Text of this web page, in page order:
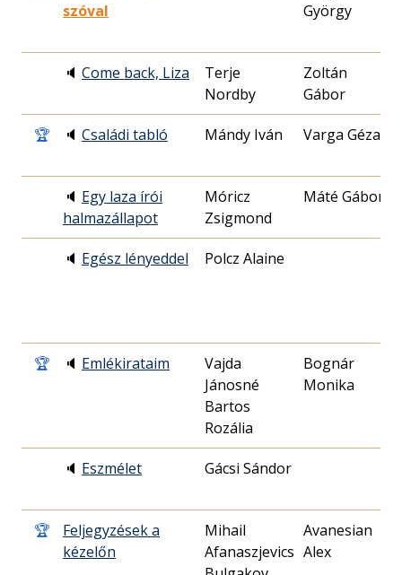
szóval
György
🔈 Come back, Liza
Terje
Nordby
Zoltán
Gábor
🏆 🔈 Családi tabló Mándy Iván Varga Géza
🔈 Egy laza írói
halmazállapot
Móricz
Zsigmond
Máté Gábor
🔈 Egész lényeddel Polcz Alaine
🏆 🔈 Emlékirataim
Vajda
Jánosné
Bartos
Rozália
Bognár
Monika
🔈 Eszmélet Gácsi Sándor
🏆
Feljegyzések a
kézelőn
Mihail
Afanaszjevics
Avanesian
Alex